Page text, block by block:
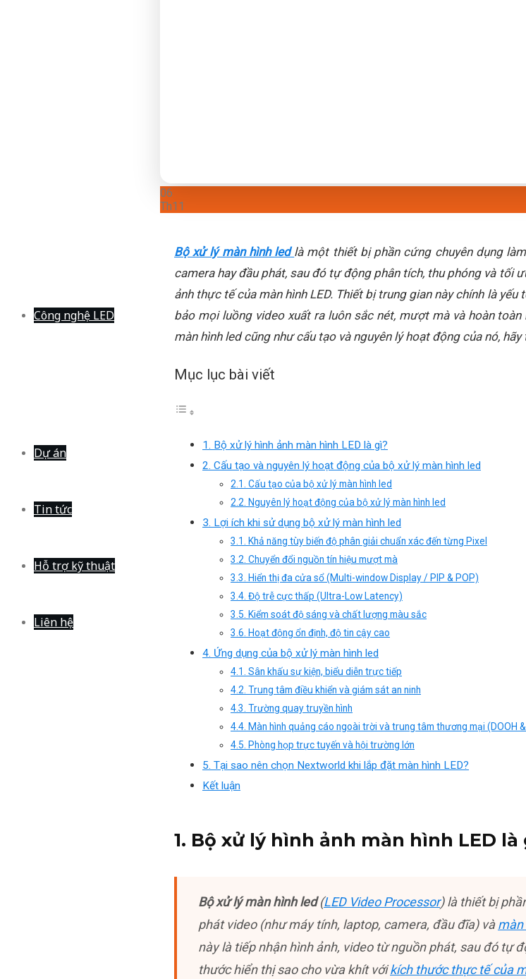
Công nghệ LED
Dự án
Tin tức
Hỗ trợ kỹ thuật
Liên hệ
06
Th11
Bộ xử lý màn hình led là một thiết bị phần cứng chuyên dụng
camera hay đầu phát, sau đó tự động phân tích, thu phóng và tối
ảnh thực tế của màn hình LED. Thiết bị trung gian này chính là
bảo mọi luồng video xuất ra luôn sắc nét, mượt mà và hoàn
màn hình led cũng như cấu tạo và nguyên lý hoạt động của nó,
Mục lục bài viết
1. Bộ xử lý hình ảnh màn hình LED là gì?
2. Cấu tạo và nguyên lý hoạt động của bộ xử lý màn hình led
2.1. Cấu tạo của bộ xử lý màn hình led
2.2. Nguyên lý hoạt động của bộ xử lý màn hình led
3. Lợi ích khi sử dụng bộ xử lý màn hình led
3.1. Khả năng tùy biến độ phân giải chuẩn xác đến từng Pixel
3.2. Chuyển đổi nguồn tín hiệu mượt mà
3.3. Hiển thị đa cửa sổ (Multi-window Display / PIP & POP)
3.4. Độ trễ cực thấp (Ultra-Low Latency)
3.5. Kiểm soát độ sáng và chất lượng màu sắc
3.6. Hoạt động ổn định, độ tin cậy cao
4. Ứng dụng của bộ xử lý màn hình led
4.1. Sân khấu sự kiện, biểu diễn trực tiếp
4.2. Trung tâm điều khiển và giám sát an ninh
4.3. Trường quay truyền hình
4.4. Màn hình quảng cáo ngoài trời và trung tâm thương mại (DOOH
4.5. Phòng họp trực tuyến và hội trường lớn
5. Tại sao nên chọn Nextworld khi lắp đặt màn hình LED?
Kết luận
1. Bộ xử lý hình ảnh màn hình LED là
Bộ xử lý màn hình led(LED Video Processor) là thiết bị
phát video (như máy tính, laptop, camera, đầu đĩa) vàmàn
này là tiếp nhận hình ảnh, video từ nguồn phát, sau đó tự
thước hiển thị sao cho vừa khít vớikích thước thực tế của